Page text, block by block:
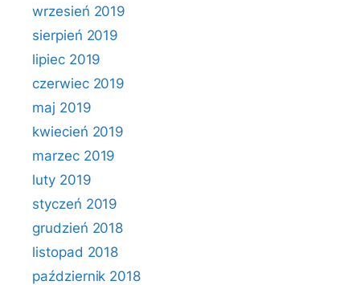
wrzesień 2019
sierpień 2019
lipiec 2019
czerwiec 2019
maj 2019
kwiecień 2019
marzec 2019
luty 2019
styczeń 2019
grudzień 2018
listopad 2018
październik 2018